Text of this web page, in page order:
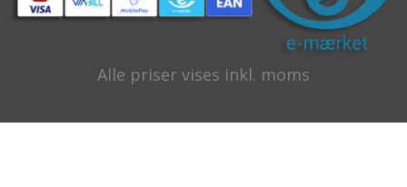
Alle priser vises inkl. moms